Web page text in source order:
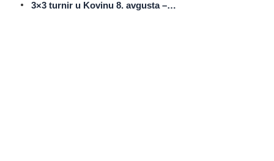
3×3 turnir u Kovinu 8. avgusta –…